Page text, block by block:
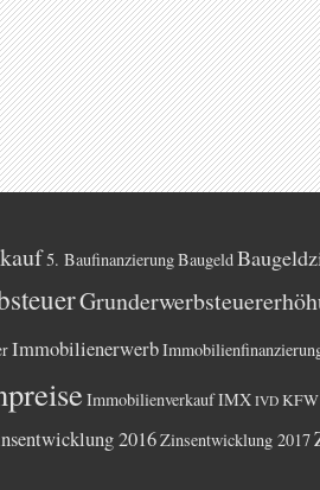
5. BaufinanzierungBaugeld
Immobilienerwerb
ImmobilienverkaufIMX IVD KFW
2016Zinsentwicklung 2017